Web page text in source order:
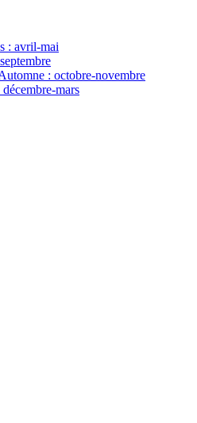
: avril-mai
: octobre-novembre
mars